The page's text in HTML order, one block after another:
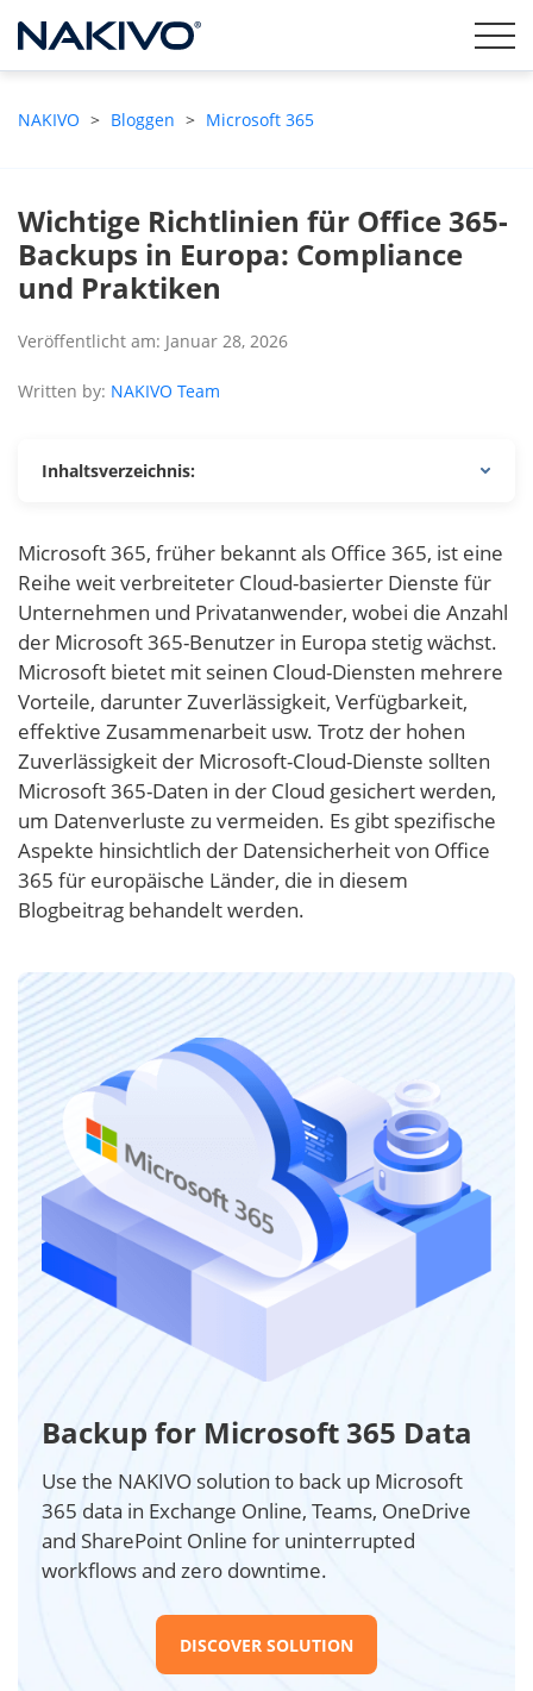
NAKIVO > Bloggen > Microsoft 365
Wichtige Richtlinien für Office 365-
Backups in Europa: Compliance
und Praktiken
Veröffentlicht am: Januar 28, 2026
Written by: NAKIVO Team
Inhaltsverzeichnis:
Microsoft 365, früher bekannt als Office 365, ist eine
Reihe weit verbreiteter Cloud-basierter Dienste für
Unternehmen und Privatanwender, wobei die Anzahl
der Microsoft 365-Benutzer in Europa stetig wächst.
Microsoft bietet mit seinen Cloud-Diensten mehrere
Vorteile, darunter Zuverlässigkeit, Verfügbarkeit,
effektive Zusammenarbeit usw. Trotz der hohen
Zuverlässigkeit der Microsoft-Cloud-Dienste sollten
Microsoft 365-Daten in der Cloud gesichert werden,
um Datenverluste zu vermeiden. Es gibt spezifische
Aspekte hinsichtlich der Datensicherheit von Office
365 für europäische Länder, die in diesem
Blogbeitrag behandelt werden.
Backup for Microsoft 365 Data
Use the NAKIVO solution to back up Microsoft
365 data in Exchange Online, Teams, OneDrive
and SharePoint Online for uninterrupted
workflows and zero downtime.
DISCOVER SOLUTION